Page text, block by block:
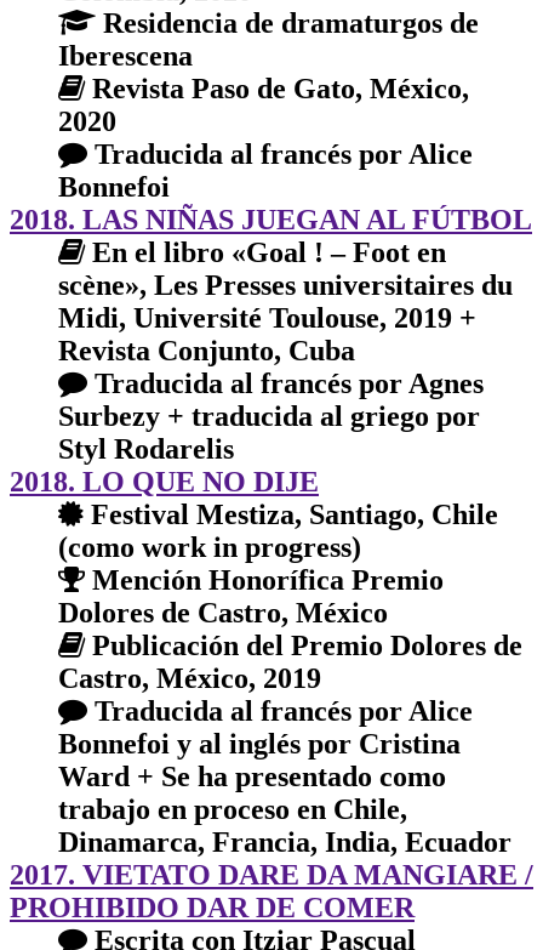
Residencia de dramaturgos de
Iberescena
Revista Paso de Gato, México,
2020
Traducida al francés por Alice
Bonnefoi
2018. LAS NIÑAS JUEGAN AL FÚTBOL
En el libro «Goal ! – Foot en
scène», Les Presses universitaires du
Midi, Université Toulouse, 2019 +
Revista Conjunto, Cuba
Traducida al francés por Agnes
Surbezy + traducida al griego por
Styl Rodarelis
2018. LO QUE NO DIJE
Festival Mestiza, Santiago, Chile
(como work in progress)
Mención Honorífica Premio
Dolores de Castro, México
Publicación del Premio Dolores de
Castro, México, 2019
Traducida al francés por Alice
Bonnefoi y al inglés por Cristina
Ward + Se ha presentado como
trabajo en proceso en Chile,
Dinamarca, Francia, India, Ecuador
2017. VIETATO DARE DA MANGIARE /
PROHIBIDO DAR DE COMER
Escrita con Itziar Pascual